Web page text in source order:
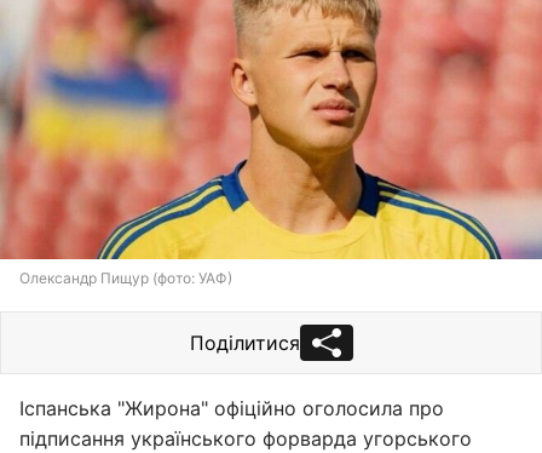
Олександр Пищур (фото: УАФ)
Поділитися
Іспанська "Жирона" офіційно оголосила про
підписання українського форварда угорського